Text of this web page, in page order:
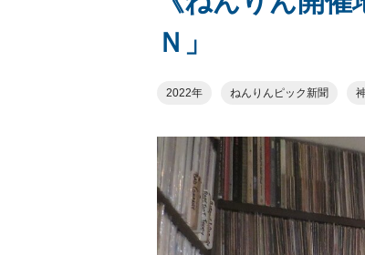
Ｎ」
2022年 ねんりんピック新聞